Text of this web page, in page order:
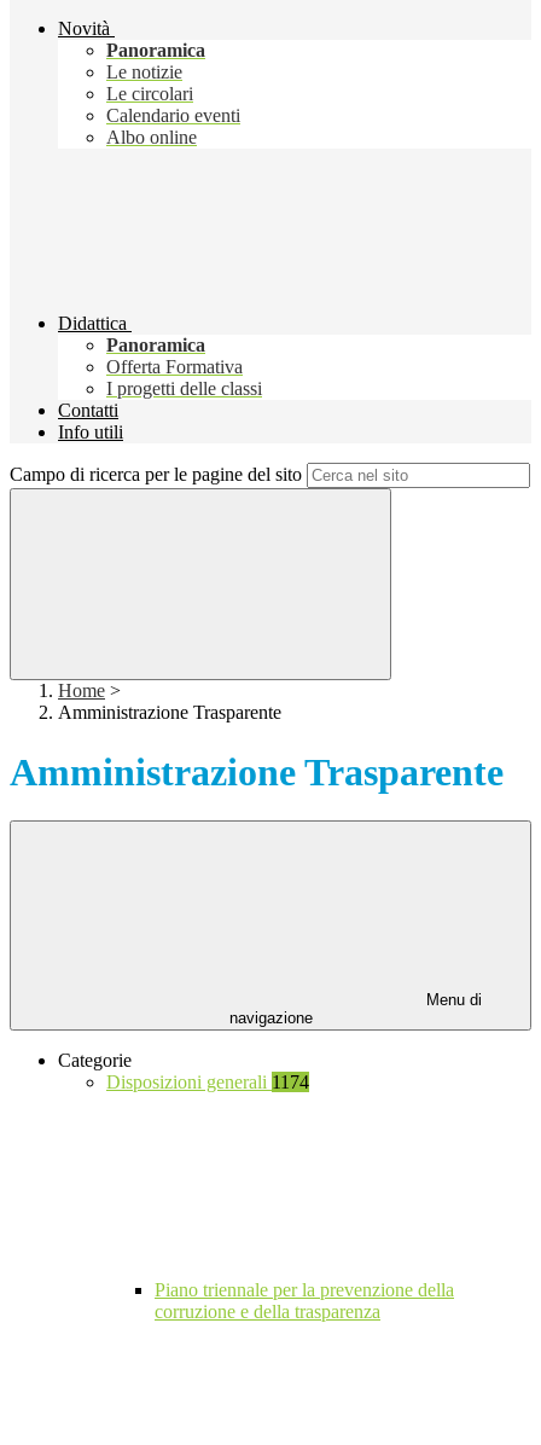
Novità
Panoramica
Le notizie
Le circolari
Calendario eventi
Albo online
Didattica
Panoramica
Offerta Formativa
I progetti delle classi
Contatti
Info utili
Campo di ricerca per le pagine del sito
Home >
Amministrazione Trasparente
Amministrazione Trasparente
Menu di
navigazione
Categorie
Disposizioni generali 1174
Piano triennale per la prevenzione della
corruzione e della trasparenza